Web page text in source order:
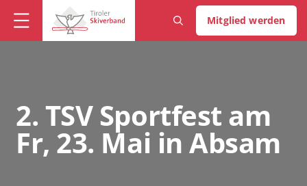
Mitglied werden
2. TSV Sportfest am
Fr, 23. Mai in Absam